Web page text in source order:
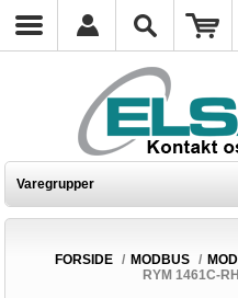
Varegrupper
FORSIDE / MODBUS /
RYM 1461C-